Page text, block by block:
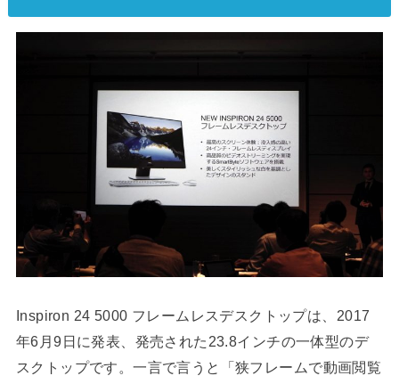
Inspiron 24 5000 フレームレスデスクトップは、2017
年6月9日に発表、発売された23.8インチの一体型のデ
スクトップです。一言で言うと「狭フレームで動画閲覧